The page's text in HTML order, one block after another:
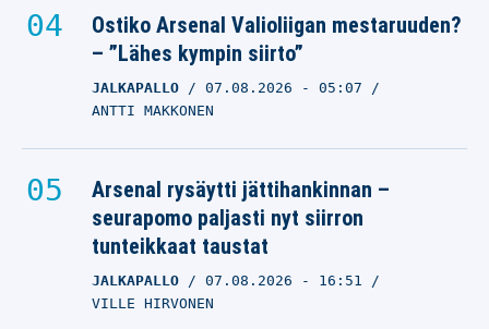
Ostiko Arsenal Valioliigan mestaruuden?
– ”Lähes kympin siirto”
JALKAPALLO 07.08.2026 - 05:07
ANTTI MAKKONEN
Arsenal rysäytti jättihankinnan –
seurapomo paljasti nyt siirron
tunteikkaat taustat
JALKAPALLO 07.08.2026 - 16:51
VILLE HIRVONEN